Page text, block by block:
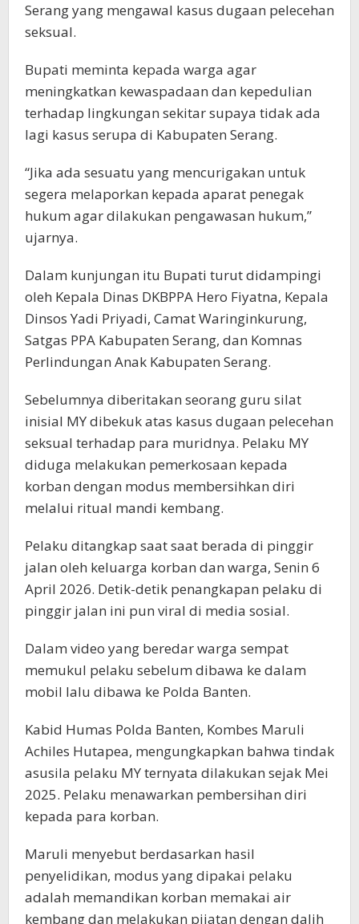
Serang yang mengawal kasus dugaan pelecehan
seksual.
Bupati meminta kepada warga agar
meningkatkan kewaspadaan dan kepedulian
terhadap lingkungan sekitar supaya tidak ada
lagi kasus serupa di Kabupaten Serang.
“Jika ada sesuatu yang mencurigakan untuk
segera melaporkan kepada aparat penegak
hukum agar dilakukan pengawasan hukum,”
ujarnya.
Dalam kunjungan itu Bupati turut didampingi
oleh Kepala Dinas DKBPPA Hero Fiyatna, Kepala
Dinsos Yadi Priyadi, Camat Waringinkurung,
Satgas PPA Kabupaten Serang, dan Komnas
Perlindungan Anak Kabupaten Serang.
Sebelumnya diberitakan seorang guru silat
inisial MY dibekuk atas kasus dugaan pelecehan
seksual terhadap para muridnya. Pelaku MY
diduga melakukan pemerkosaan kepada
korban dengan modus membersihkan diri
melalui ritual mandi kembang.
Pelaku ditangkap saat saat berada di pinggir
jalan oleh keluarga korban dan warga, Senin 6
April 2026. Detik-detik penangkapan pelaku di
pinggir jalan ini pun viral di media sosial.
Dalam video yang beredar warga sempat
memukul pelaku sebelum dibawa ke dalam
mobil lalu dibawa ke Polda Banten.
Kabid Humas Polda Banten, Kombes Maruli
Achiles Hutapea, mengungkapkan bahwa tindak
asusila pelaku MY ternyata dilakukan sejak Mei
2025. Pelaku menawarkan pembersihan diri
kepada para korban.
Maruli menyebut berdasarkan hasil
penyelidikan, modus yang dipakai pelaku
adalah memandikan korban memakai air
kembang dan melakukan pijatan dengan dalih